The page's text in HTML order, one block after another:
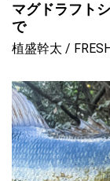
マグドラフト
で
植盛幹太